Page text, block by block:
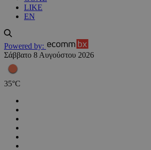
LIKE
EN
Powered by:
Σάββατο 8 Αυγούστου 2026
35°C